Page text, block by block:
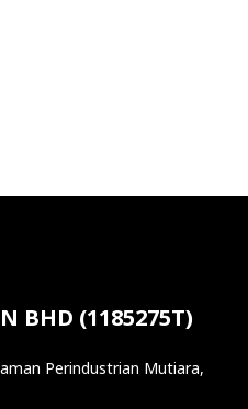
BHD (1185275T)
Perindustrian Mutiara,